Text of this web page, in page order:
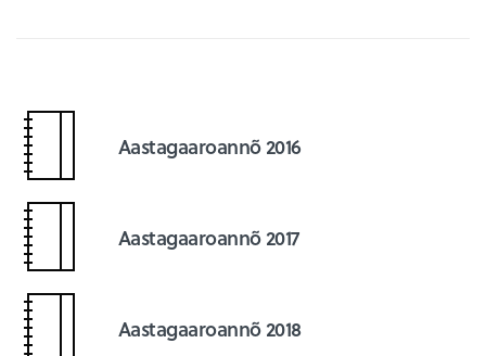
Aastagaaroannõ 2016
Aastagaaroannõ 2017
Aastagaaroannõ 2018